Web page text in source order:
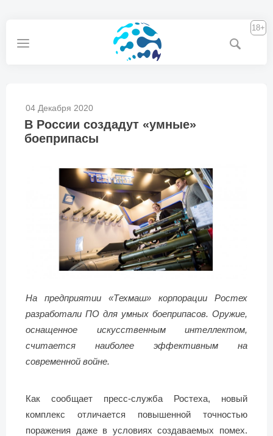
18+
04 Декабря 2020
В России создадут «умные»
боеприпасы
На предприятии «Техмаш» корпорации Ростех
разработали ПО для умных боеприпасов. Оружие,
оснащенное искусственным интеллектом,
считается наиболее эффективным на
современной войне.
Как сообщает пресс-служба Ростеха, новый
комплекс отличается повышенной точностью
поражения даже в условиях создаваемых помех.